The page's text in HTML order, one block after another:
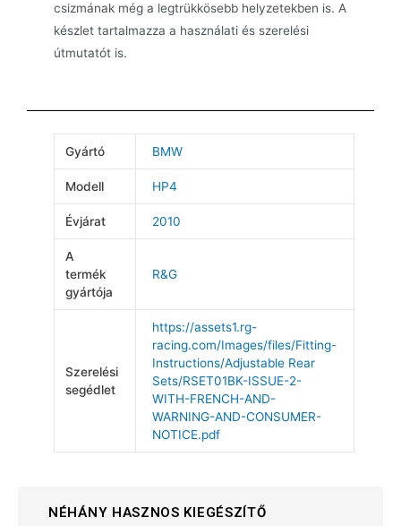
csizmának még a legtrükkösebb helyzetekben is. A
készlet tartalmazza a használati és szerelési
útmutatót is.
Gyártó BMW
Modell HP4
Évjárat 2010
A
termék
gyártója
R&G
Szerelési
segédlet
https://assets1.rg-
racing.com/Images/files/Fitting-
Instructions/Adjustable Rear
Sets/RSET01BK-ISSUE-2-
WITH-FRENCH-AND-
WARNING-AND-CONSUMER-
NOTICE.pdf
NÉHÁNY HASZNOS KIEGÉSZÍTŐ